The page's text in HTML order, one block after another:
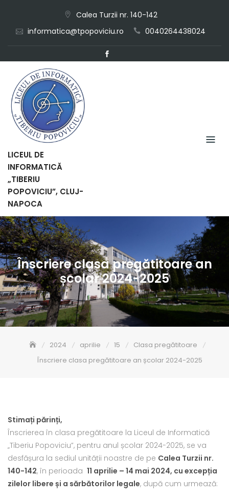
content
Calea Turzii nr. 140-142
informatica@tpopoviciu.ro
0040264438024
LICEUL DE
INFORMATICĂ
„TIBERIU
POPOVICIU”, CLUJ-
NAPOCA
Înscriere clasa pregătitoare an
școlar 2024-2025
2024 aprilie 15
Clasa pregătitoare
Înscriere clasa pregătitoare an școlar 2024-2025
Stimați părinți,
Înscrierea în clasa pregătitoare la Liceul de Informatică
„Tiberiu Popoviciu”, pentru anul școlar 2024-2025, se va
desfășura la sediul unității noastre de pe Calea Turzii nr.
140-142, în perioada 11 aprilie – 14 mai 2024, cu excepția
zilelor libere și a sărbătorilor legale, după cum urmează: